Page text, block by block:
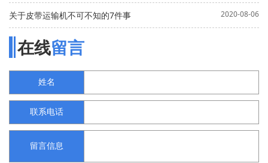
关于皮带运输机不可不知的7件事 2020-08-06
在线留言
姓名
联系电话
留言信息